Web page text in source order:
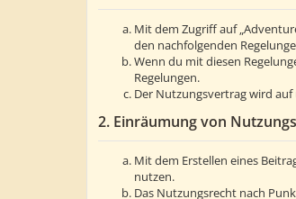
Mit dem Zugriff auf
den nachfolgenden
Wenn du mit diesen
Regelungen.
Der Nutzungsvertrag wird
2. Einräumung von
Mit dem Erstellen eines
nutzen.
Das Nutzungsrecht nach